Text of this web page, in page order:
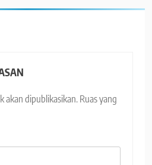
akan dipublikasikan. Ruas yang